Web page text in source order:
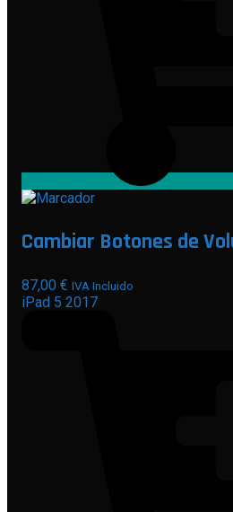
Cambiar Botones de
87,00 € IVA Incluido
iPad 5 2017